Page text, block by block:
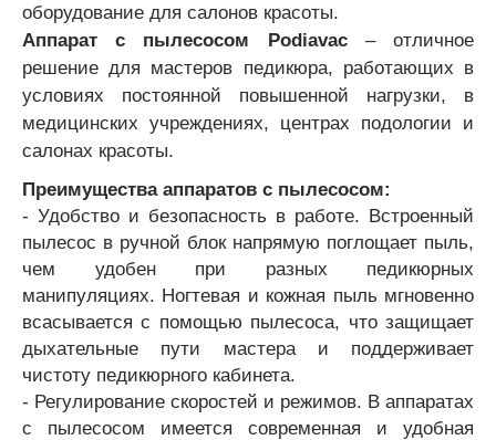
оборудование для салонов красоты.
Аппарат с пылесосом Podiavac– отличное
решение для мастеров педикюра, работающих в
условиях постоянной повышенной нагрузки, в
медицинских учреждениях, центрах подологии и
салонах красоты.
Преимущества аппаратов с пылесосом:
- Удобство и безопасность в работе. Встроенный
пылесос в ручной блок напрямую поглощает пыль,
чем удобен при разных педикюрных
манипуляциях. Ногтевая и кожная пыль мгновенно
всасывается с помощью пылесоса, что защищает
дыхательные пути мастера и поддерживает
чистоту педикюрного кабинета.
- Регулирование скоростей и режимов. В аппаратах
с пылесосом имеется современная и удобная